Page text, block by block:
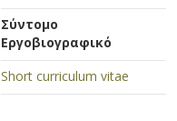
Σύντομο
Εργοβιογραφικό
Short curriculum vitae